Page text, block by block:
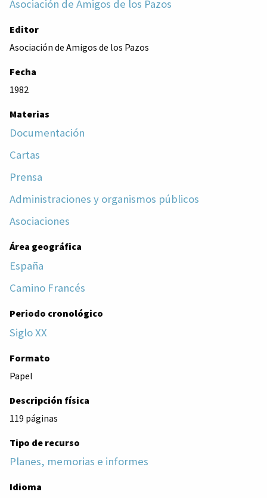
Asociación de Amigos de los Pazos
Editor
Asociación de Amigos de los Pazos
Fecha
1982
Materias
Documentación
Cartas
Prensa
Administraciones y organismos públicos
Asociaciones
Área geográfica
España
Camino Francés
Periodo cronológico
Siglo XX
Formato
Papel
Descripción física
119 páginas
Tipo de recurso
Planes, memorias e informes
Idioma